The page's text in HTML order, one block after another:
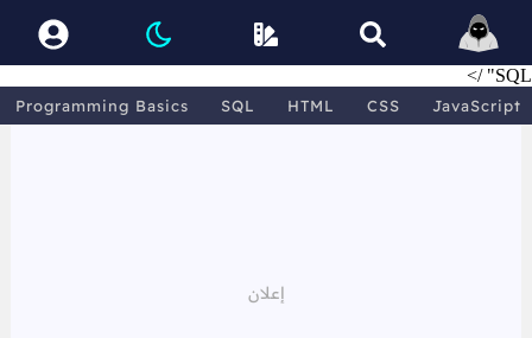
SQL" />
Programming Basics SQL HTML CSS JavaScript